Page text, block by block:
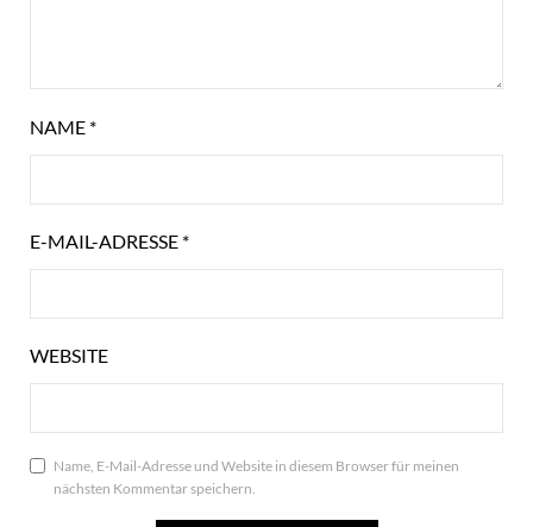
NAME *
E-MAIL-ADRESSE *
WEBSITE
Name, E-Mail-Adresse und Website in diesem Browser für meinen
nächsten Kommentar speichern.